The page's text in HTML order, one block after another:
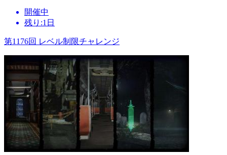
開催中
残り:1日
第1176回 レベル制限チャレンジ